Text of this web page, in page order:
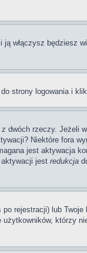
włączysz
strony logowania i
rzeczy. Jeżeli
Niektóre fora
jest aktywacja
aktywacji jest redukcja
rejestracji) lub
którzy